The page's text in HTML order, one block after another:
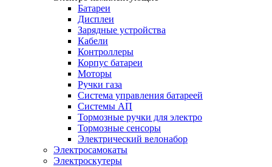
Батареи
Дисплеи
Зарядные устройства
Кабели
Контроллеры
Корпус батареи
Моторы
Ручки газа
Система управления батареей
Системы АП
Тормозные ручки для электро
Тормозные сенсоры
Электрический велонабор
Электросамокаты
Электроскутеры